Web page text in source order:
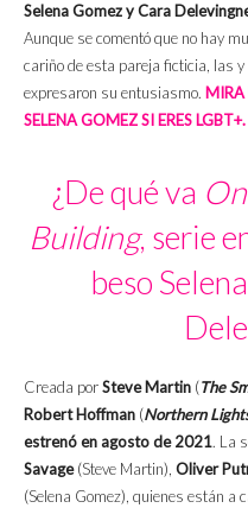
Selena Gomez y Cara
Aunque se comentó que no hay
cariño de esta pareja ficticia, las
expresaron su entusiasmo. MIRA
SELENA GOMEZ SI ERES LGBT+.
¿De qué va
Building, serie
beso
Creada porSteve Martin (The
Robert Hoffman (Northern
estrenó en agosto de 2021. La
Savage(Steve Martin), Oliver
(Selena Gomez), quienes están a